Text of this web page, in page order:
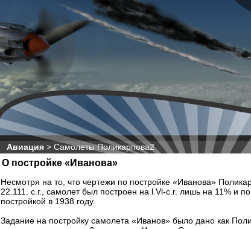
Авиация > Самолеты Поликарпова2
О постройке «Иванова»
Несмотря на то, что чертежи по постройке «Иванова»
22.111. с.г., самолет был построен на l.Vl-c.r. лишь на 11% и
постройкой в 1938 году.
Задание на постройку самолета «Иванов» было дано как